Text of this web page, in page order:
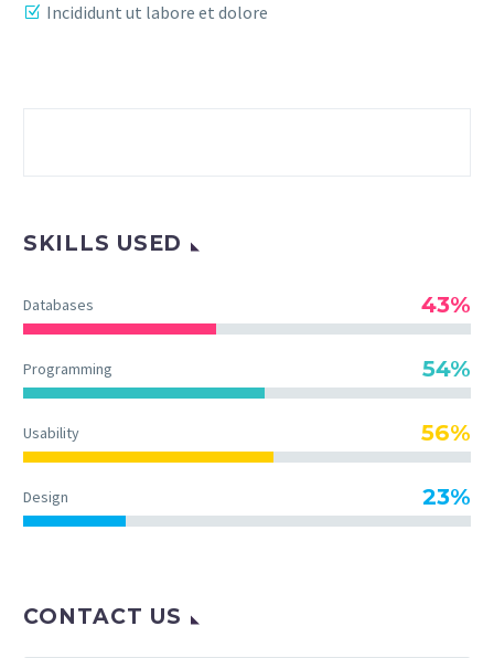
Incididunt ut labore et dolore
SKILLS USED
Databases 43%
Programming 54%
Usability 56%
Design 23%
CONTACT US